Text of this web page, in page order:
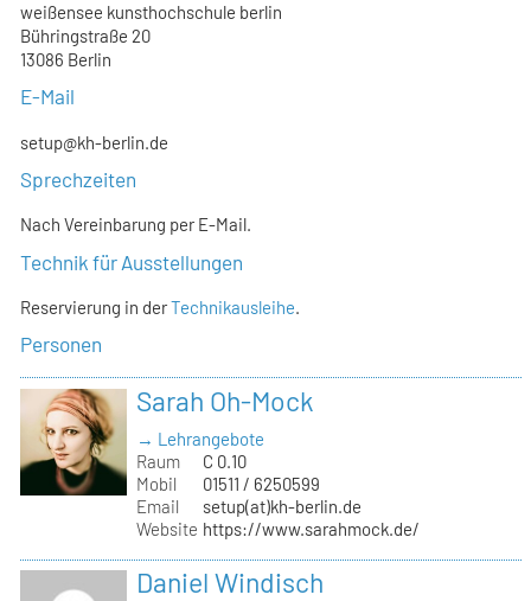
weißensee kunsthochschule berlin
Bühringstraße 20
13086 Berlin
E-Mail
setup@kh-berlin.de
Sprechzeiten
Nach Vereinbarung per E-Mail.
Technik für Ausstellungen
Reservierung in derTechnikausleihe.
Personen
Sarah Oh-Mock
→ Lehrangebote
Raum
C 0.10
Mobil
01511 / 6250599
Email
setup(at)kh-berlin.de
Website https://www.sarahmock.de/
Daniel Windisch